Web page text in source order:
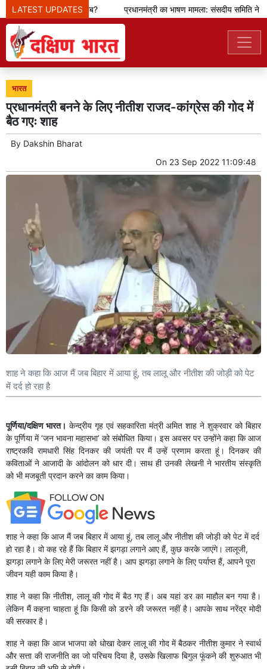
LATEST UPDATES
इस मांग का क्या मतलब? प्रधानमंत्री का भाषण मामला: संसदीय समिति ने
भारत
प्रधानमंत्री बनने के लिए नीतीश राजद-कांग्रेस की गोद में
बैठ गएः शाह
By Dakshin Bharat
On 23 Sep 2022 11:09:48
शाह ने कहा कि आज मैं जब बिहार में आया हूं, तब लालू और नीतीश की जोड़ी को पेट
में दर्द हो रहा है
पूर्णिया/दक्षिण भारत। केन्द्रीय गृह एवं सहकारिता मंत्री अमित शाह ने शुक्रवार को बिहार
के पूर्णिया में ‘जन भावना महासभा’ को संबोधित किया। इस अवसर पर उन्होंने कहा कि आज
राष्ट्रकवि रामधारी सिंह दिनकर की जयंती पर मैं उन्हें प्रणाम करता हूं। दिनकर की
कविताओं ने आजादी के आंदोलन को धार दी। साथ ही उनकी लेखनी ने भारतीय संस्कृति
को भी मजबूती प्रदान करने का काम किया।
शाह ने कहा कि आज मैं जब बिहार में आया हूं, तब लालू और नीतीश की जोड़ी को पेट में दर्द
हो रहा है। वो कह रहे हैं कि बिहार में झगड़ा लगाने आए हैं, कुछ करके जाएंगे। लालूजी,
झगड़ा लगाने के लिए मेरी जरूरत नहीं है। आप झगड़ा लगाने के लिए पर्याप्त हैं, आपने पूरा
जीवन यही काम किया है।
शाह ने कहा कि नीतीश, लालू की गोद में बैठ गए हैं। अब यहां डर का माहौल बन गया है।
लेकिन मैं कहना चाहता हूं कि किसी को डरने की जरूरत नहीं है। आपके साथ नरेंद्र मोदी
की सरकार है।
शाह ने कहा कि आज भाजपा को धोखा देकर लालू की गोद में बैठकर नीतीश कुमार ने स्वार्थ
और सत्ता की राजनीति का जो परिचय दिया है, उसके खिलाफ बिगुल फूंकने की शुरुआत भी